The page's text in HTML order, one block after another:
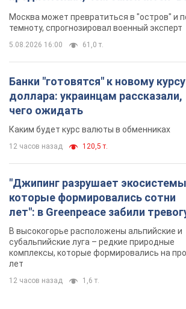
12 часов назад 120,5 т.
"Джипинг разрушает
которые формировались сотни
лет": в Greenpeace забили тревогу
В высокогорье расположены альпийские и
комплексы, которые формировались на
лет